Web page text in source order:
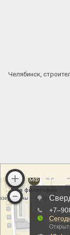
Челябинск,